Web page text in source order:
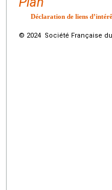
Déclaration de liens
© 2024 Société Française